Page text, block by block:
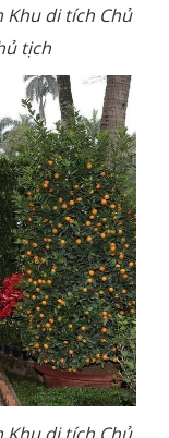
Khu di tích Chủ
tịch